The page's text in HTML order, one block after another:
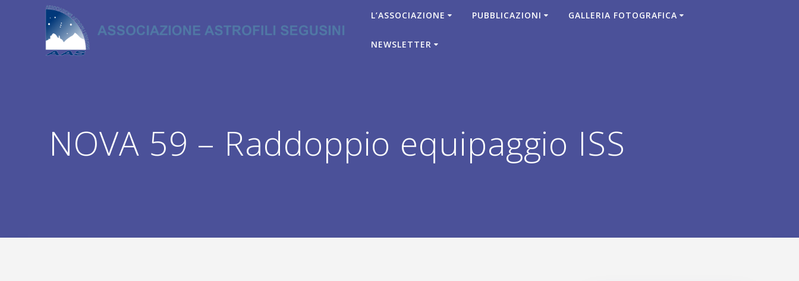
L’ASSOCIAZIONE PUBBLICAZIONI GALLERIA FOTOGRAFICA
NEWSLETTER
NOVA 59 – Raddoppio equipaggio ISS